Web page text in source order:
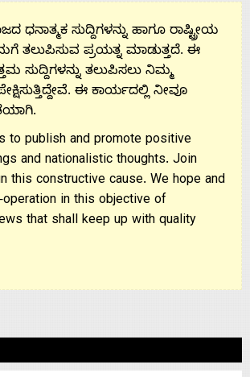
ಧನಾತ್ಮಕ ಸುದ್ದಿಗಳನ್ನು ಹಾಗೂ ರಾಷ್ಟ್ರೀಯ
ತಲುಪಿಸುವ ಪ್ರಯತ್ನ ಮಾಡುತ್ತದೆ. ಈ
ಸುದ್ದಿಗಳನ್ನು ತಲುಪಿಸಲು ನಿಮ್ಮ
ಈ ಕಾರ್ಯದಲ್ಲಿ ನೀವೂ
to publish and promote positive
and nationalistic thoughts. Join
this constructive cause. We hope and
in this objective of
that shall keep up with quality